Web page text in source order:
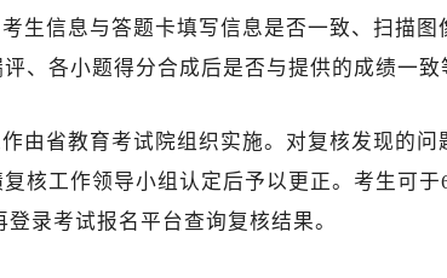
考生信息与答题卡填写信息是否一致、扫描图
、各小题得分合成后是否与提供的成绩一致
由省教育考试院组织实施。对复核发现的问
核工作领导小组认定后予以更正。考生可于
录考试报名平台查询复核结果。